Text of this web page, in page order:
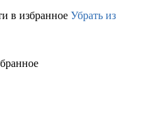
в избранное Убрать из